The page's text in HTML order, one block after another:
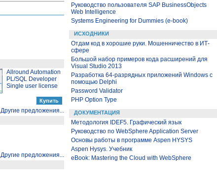
Allround Automation
PL/SQL Developer
Single user license
Другие предложения...
Другие предложения...
Руководство пользователя SAP BusinessObjects
Web Intelligence
Systems Engineering for Dummies (e-book)
ИСХОДНИКИ
Отдам код в хорошие руки. Мошенничество в ИТ-
сфере
Большой набор примеров кода расширений для
Visual Studio 2013
Разработка 64-разрядных приложений Windows с
помощью Delphi
Password Validator
PHP Option Type
ДОКУМЕНТАЦИЯ
Методология IDEF5. Графический язык
Руководство по WebSphere Application Server
Основы работы в программе Aspen HYSYS
Aspen Hysys. Учебник
eBook: Mastering the Cloud with WebSphere